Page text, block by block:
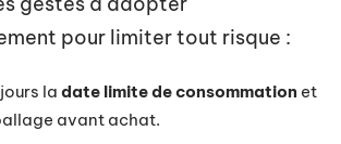
pour limiter tout risque :
la date limite de consommation et
avant achat.